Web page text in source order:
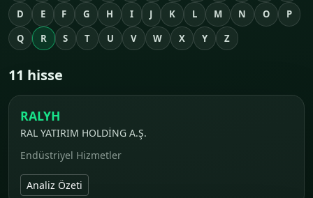
D
E F G H I J K L M N O
P
Q
R S T U V W X Y Z
11 hisse
RALYH
RAL YATIRIM HOLDİNG A.Ş.
Endüstriyel Hizmetler
Analiz Özeti